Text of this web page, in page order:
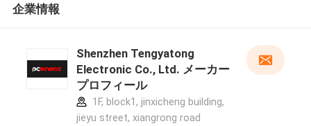
企業情報
Shenzhen Tengyatong
Electronic Co., Ltd. メーカー
プロフィール
1F, block1, jinxicheng building,
jieyu street, xiangrong road